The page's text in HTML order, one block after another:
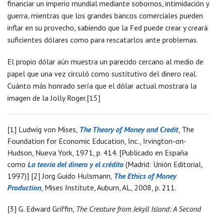
financiar un imperio mundial mediante sobornos, intimidación y
guerra, mientras que los grandes bancos comerciales pueden
inflar en su provecho, sabiendo que la Fed puede crear y creará
suficientes dólares como para rescatarlos ante problemas.
El propio dólar aún muestra un parecido cercano al medio de
papel que una vez circuló como sustitutivo del dinero real.
Cuánto más honrado sería que el dólar actual mostrara la
imagen de la Jolly Roger.[15]
[1] Ludwig von Mises, The Theory of Money and Credit, The
Foundation for Economic Education, Inc., Irvington-on-
Hudson, Nueva York, 1971, p. 414. [Publicado en España
como La teoría del dinero y el crédito (Madrid: Unión Editorial,
1997)] [2] Jorg Guido Hulsmann, The Ethics of Money
Production, Mises Institute, Auburn, AL, 2008, p. 211.
[3] G. Edward Griffin, The Creature from Jekyll Island: A Second